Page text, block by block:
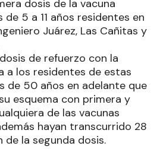
dosis de la vacuna
5 a 11 años residentes en
Juárez, Las Cañitas y
de refuerzo con la
a los residentes de estas
de 50 años en adelante que
esquema con primera y
de las vacunas
hayan transcurrido 28
de la segunda dosis.